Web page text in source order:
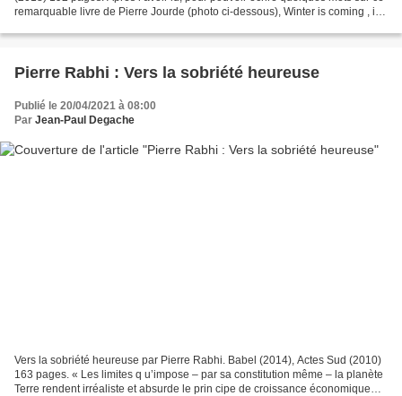
remarquable livre de Pierre Jourde (photo ci-dessous), Winter is coming , il
Pierre Rabhi : Vers la sobriété heureuse
Publié le 20/04/2021 à 08:00
Par Jean-Paul Degache
Vers la sobriété heureuse par Pierre Rabhi. Babel (2014), Actes Sud (2010)
163 pages. « Les limites q u’impose – par sa constitution même – la planète
Terre rendent irréaliste et absurde le prin cipe de croissance économique